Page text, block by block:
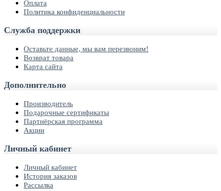
Оплата
Политика конфиденциальности
Служба поддержки
Оставьте данные, мы вам перезвоним!
Возврат товара
Карта сайта
Дополнительно
Производитель
Подарочные сертификаты
Партнёрская программа
Акции
Личный кабинет
Личный кабинет
История заказов
Рассылка